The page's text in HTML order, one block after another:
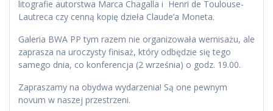
litografie autorstwa Marca Chagalla i Henri de Toulouse-
Lautreca czy cenną kopię dzieła Claude’a Moneta.
Galeria BWA PP tym razem nie organizowała wernisażu, ale
zaprasza na uroczysty finisaż, który odbędzie się tego
samego dnia, co konferencja (2 września) o godz. 19.00.
Zapraszamy na obydwa wydarzenia! Są one pewnym
novum w naszej przestrzeni.